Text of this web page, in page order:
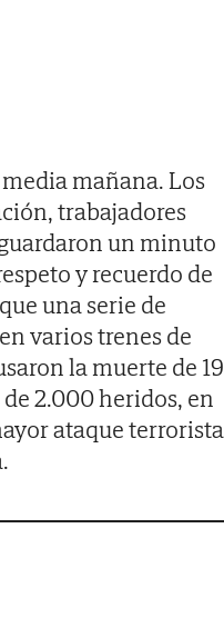
mañana. Los
trabajadores
un minuto
y recuerdo de
una serie de
varios trenes de
la muerte de
2.000 heridos, en
ataque terrorista